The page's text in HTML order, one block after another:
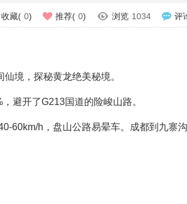
收藏( 0) 推荐( 0) 浏览 1034 评
境，探秘黄龙绝美秘境。
避开了G213国道的险峻山路。
60km/h，盘山公路易晕车。成都到九寨沟